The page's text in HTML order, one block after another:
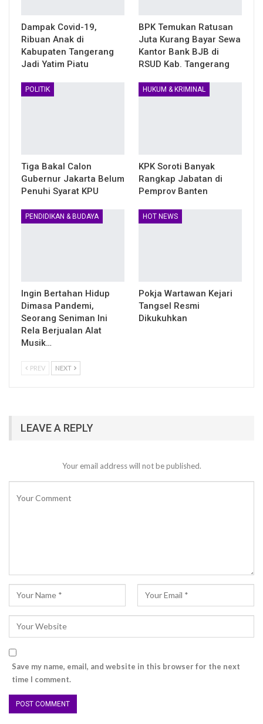
Dampak Covid-19,
Ribuan Anak di
Kabupaten Tangerang
Jadi Yatim Piatu
BPK Temukan Ratusan
Juta Kurang Bayar Sewa
Kantor Bank BJB di
RSUD Kab. Tangerang
POLITIK
Tiga Bakal Calon
Gubernur Jakarta Belum
Penuhi Syarat KPU
HUKUM & KRIMINAL
KPK Soroti Banyak
Rangkap Jabatan di
Pemprov Banten
PENDIDIKAN & BUDAYA
Ingin Bertahan Hidup
Dimasa Pandemi,
Seorang Seniman Ini
Rela Berjualan Alat
Musik…
HOT NEWS
Pokja Wartawan Kejari
Tangsel Resmi
Dikukuhkan
PREV NEXT
LEAVE A REPLY
Your email address will not be published.
Save my name, email, and website in this browser for the next
time I comment.